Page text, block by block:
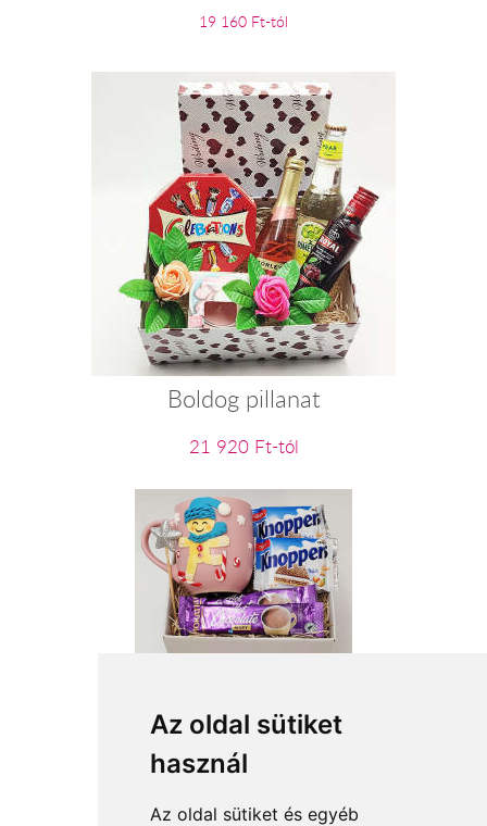
Az oldal sütiket
használ
Az oldal sütiket és egyéb
19 160 Ft-tól
Boldog pillanat
21 920 Ft-tól
Mézeskalács fiúcska
11 760 Ft-tól